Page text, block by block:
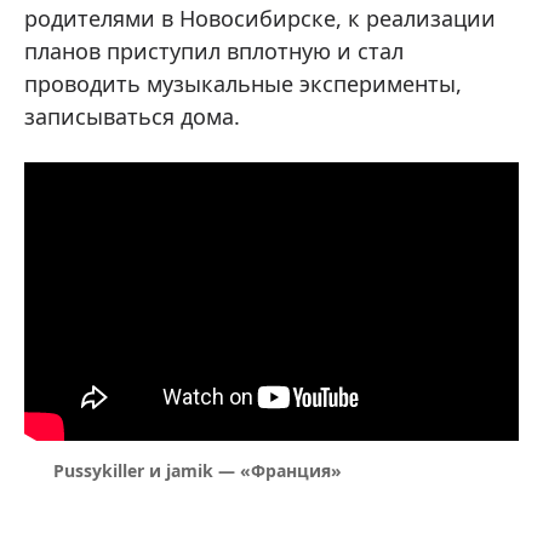
родителями в Новосибирске, к реализации
планов приступил вплотную и стал
проводить музыкальные эксперименты,
записываться дома.
Pussykiller и jamik — «Франция»